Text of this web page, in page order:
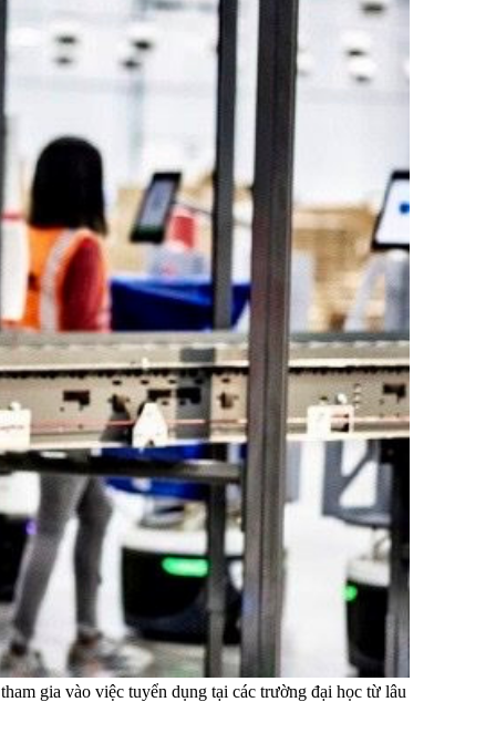
gia vào việc tuyển dụng tại các trường đại học từ lâu